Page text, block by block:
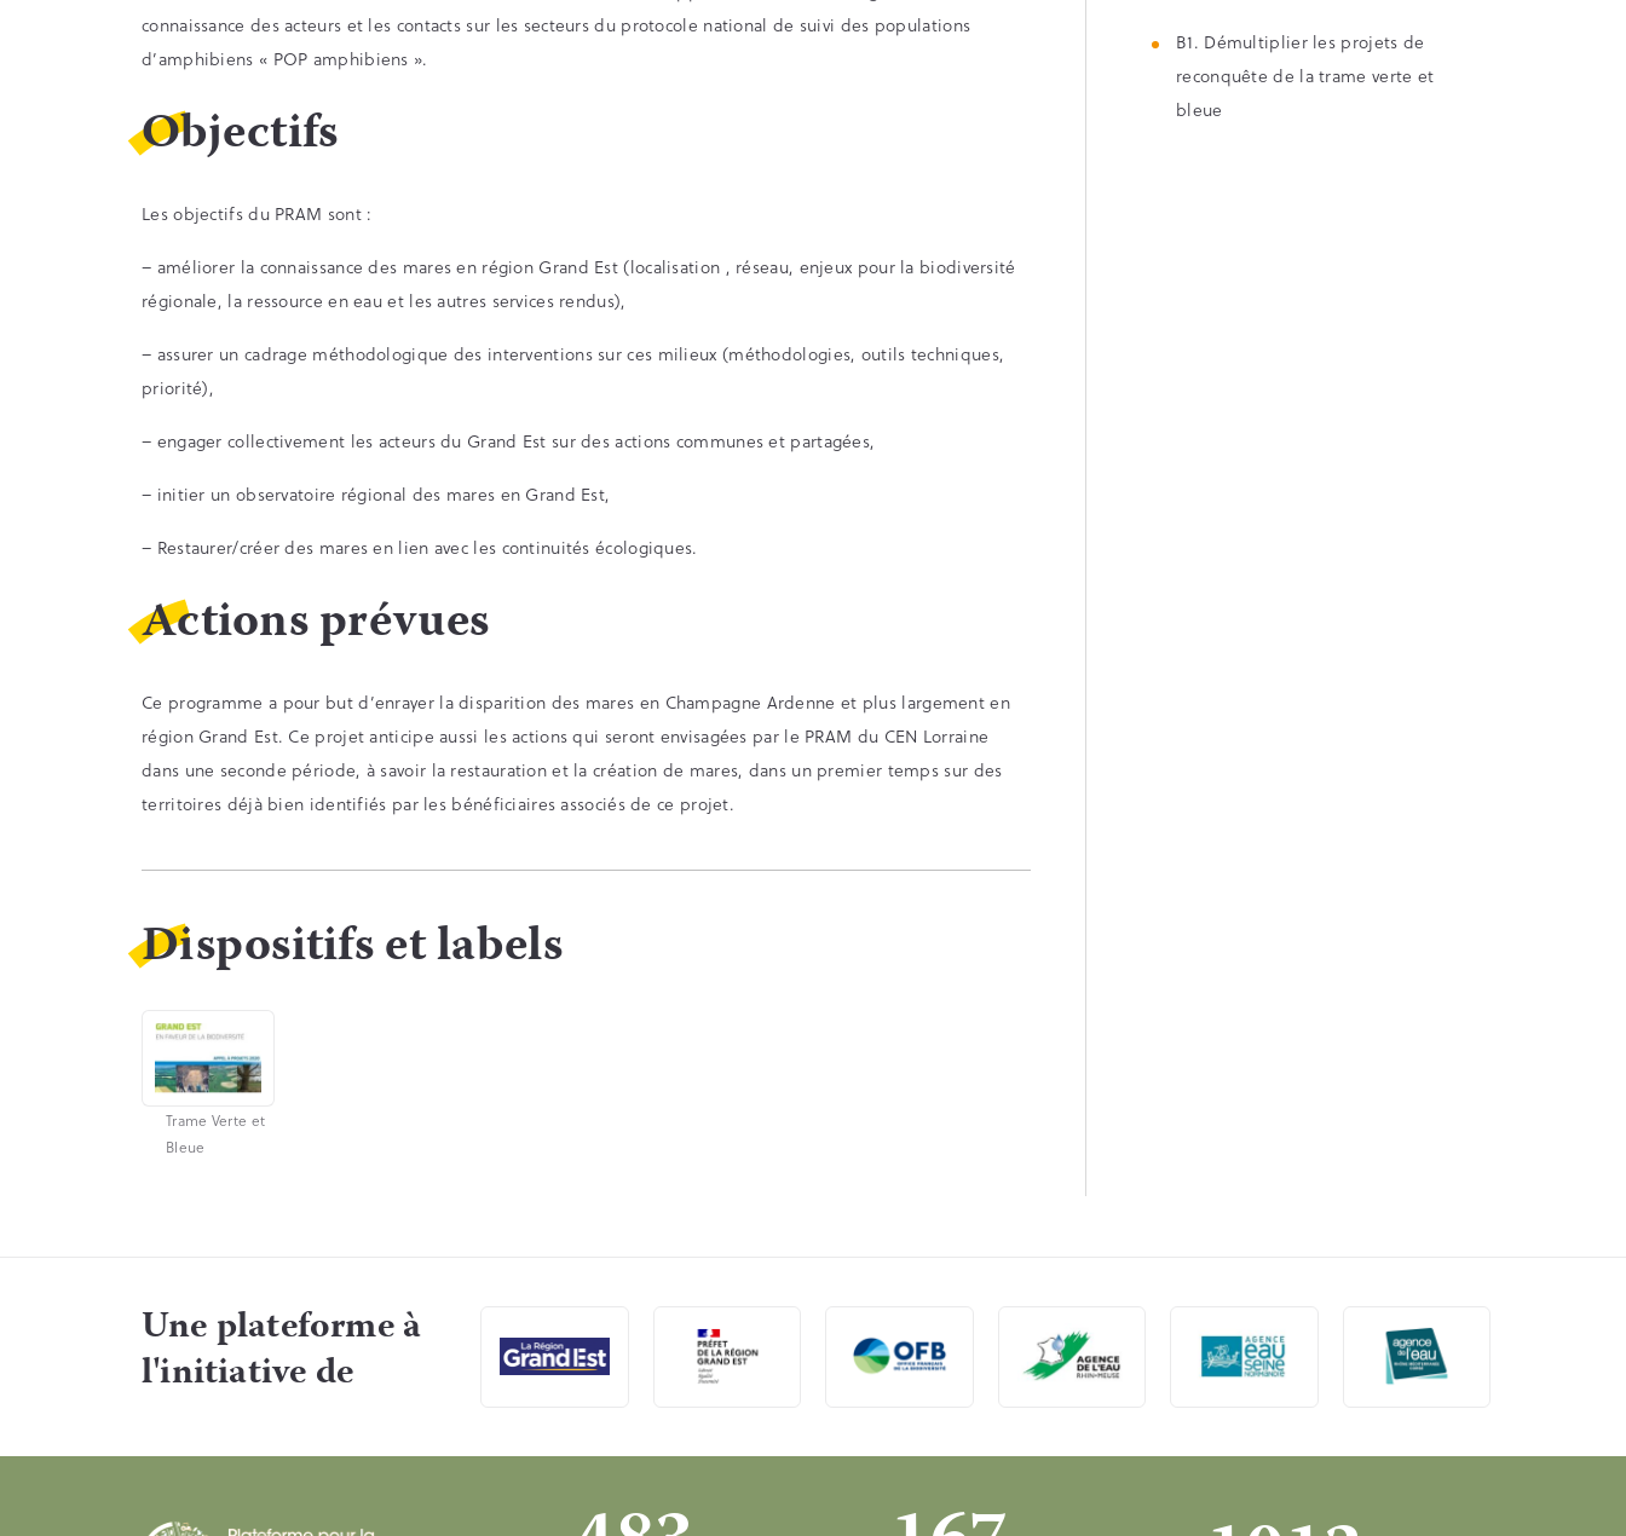
connaissance des acteurs et les contacts sur les secteurs du protocole national de suivi des populations
d’amphibiens « POP amphibiens ».
Objectifs
Les objectifs du PRAM sont :
– améliorer la connaissance des mares en région Grand Est (localisation , réseau, enjeux pour la biodiversité
régionale, la ressource en eau et les autres services rendus),
– assurer un cadrage méthodologique des interventions sur ces milieux (méthodologies, outils techniques,
priorité),
– engager collectivement les acteurs du Grand Est sur des actions communes et partagées,
– initier un observatoire régional des mares en Grand Est,
– Restaurer/créer des mares en lien avec les continuités écologiques.
Actions prévues
Ce programme a pour but d’enrayer la disparition des mares en Champagne Ardenne et plus largement en
région Grand Est. Ce projet anticipe aussi les actions qui seront envisagées par le PRAM du CEN Lorraine
dans une seconde période, à savoir la restauration et la création de mares, dans un premier temps sur des
territoires déjà bien identifiés par les bénéficiaires associés de ce projet.
Dispositifs et labels
Trame Verte et
Bleue
B1. Démultiplier les projets de
reconquête de la trame verte et
bleue
Une plateforme à
l'initiative de